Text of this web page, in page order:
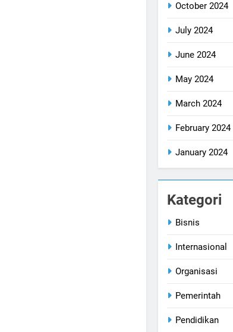
October 2024
July 2024
June 2024
May 2024
March 2024
February 2024
January 2024
Kategori
Bisnis
Internasional
Organisasi
Pemerintah
Pendidikan